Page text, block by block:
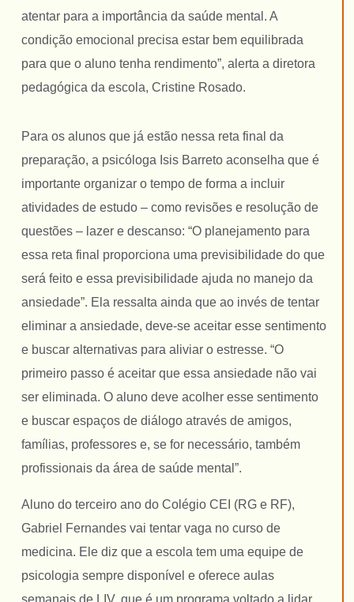
atentar para a importância da saúde mental. A
condição emocional precisa estar bem equilibrada
para que o aluno tenha rendimento”, alerta a diretora
pedagógica da escola, Cristine Rosado.
Para os alunos que já estão nessa reta final da
preparação, a psicóloga Isis Barreto aconselha que é
importante organizar o tempo de forma a incluir
atividades de estudo – como revisões e resolução de
questões – lazer e descanso: “O planejamento para
essa reta final proporciona uma previsibilidade do que
será feito e essa previsibilidade ajuda no manejo da
ansiedade”. Ela ressalta ainda que ao invés de tentar
eliminar a ansiedade, deve-se aceitar esse sentimento
e buscar alternativas para aliviar o estresse. “O
primeiro passo é aceitar que essa ansiedade não vai
ser eliminada. O aluno deve acolher esse sentimento
e buscar espaços de diálogo através de amigos,
famílias, professores e, se for necessário, também
profissionais da área de saúde mental”.
Aluno do terceiro ano do Colégio CEI (RG e RF),
Gabriel Fernandes vai tentar vaga no curso de
medicina. Ele diz que a escola tem uma equipe de
psicologia sempre disponível e oferece aulas
semanais de LIV, que é um programa voltado a lidar